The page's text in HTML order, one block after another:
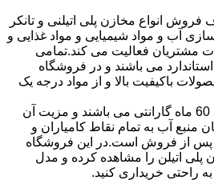
انواع مخازن پلی اتیلنی و تانکر
آب و مواد شیمیایی و مواد غذایی و
مشتریان فعالیت می کند.تمامی
می باشند و در فروشگاه
باکیفیت بالا و از مواد درجه یک
محصولات مخزن آبی دارای 60 ماه گارانتی می باشند و مزیت آن
منبع آب به تمام نقاط کامیاران و
پس از فروش است.در این فروشگاه
پلی اتیلن را مشاهده کرده و مدل
راحتی خریداری کنید.